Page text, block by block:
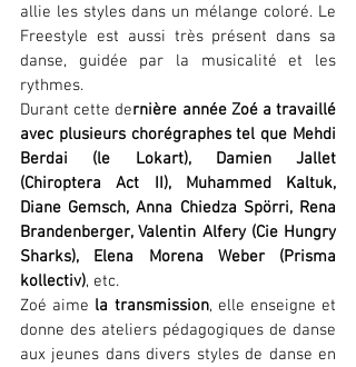
allie les styles dans un mélange coloré. Le
Freestyle est aussi très présent dans sa
danse, guidée par la musicalité et les
rythmes.
Durant cette dernière année Zoé a travaillé
avec plusieurs chorégraphes tel que Mehdi
Berdai (le Lokart), Damien Jallet
(Chiroptera Act II), Muhammed Kaltuk,
Diane Gemsch, Anna Chiedza Spörri, Rena
Brandenberger, Valentin Alfery (Cie Hungry
Sharks), Elena Morena Weber (Prisma
kollectiv), etc.
Zoé aime la transmission, elle enseigne et
donne des ateliers pédagogiques de danse
aux jeunes dans divers styles de danse en